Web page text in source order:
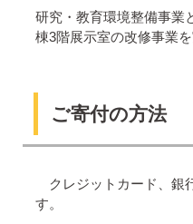
研究・教育環境整備事業
棟3階展示室の改修事業を
ご寄付の方法
クレジットカード、銀
す。